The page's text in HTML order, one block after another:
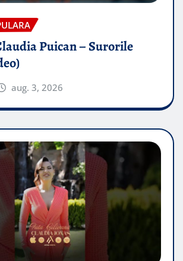
Puican – Surorile
aug. 3, 2026